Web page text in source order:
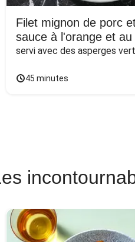
Filet mignon de porc
sauce à l'orange et au
servi avec des asperges
45 minutes